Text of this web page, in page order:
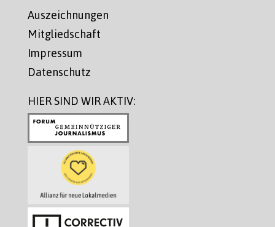
Auszeichnungen
Mitgliedschaft
Impressum
Datenschutz
HIER SIND WIR AKTIV: